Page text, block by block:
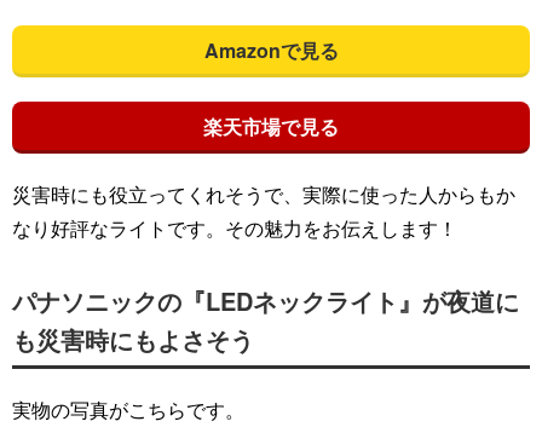
Amazonで見る
楽天市場で見る
災害時にも役立ってくれそうで、実際に使った人からもか
なり好評なライトです。その魅力をお伝えします！
パナソニックの『LEDネックライト』が夜道に
も災害時にもよさそう
実物の写真がこちらです。